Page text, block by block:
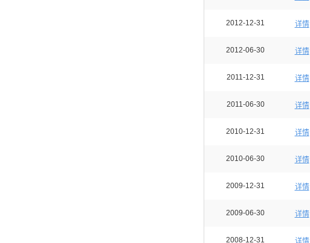
2012-12-31 详情
2012-06-30 详情
2011-12-31 详情
2011-06-30 详情
2010-12-31 详情
2010-06-30 详情
2009-12-31 详情
2009-06-30 详情
2008-12-31 详情